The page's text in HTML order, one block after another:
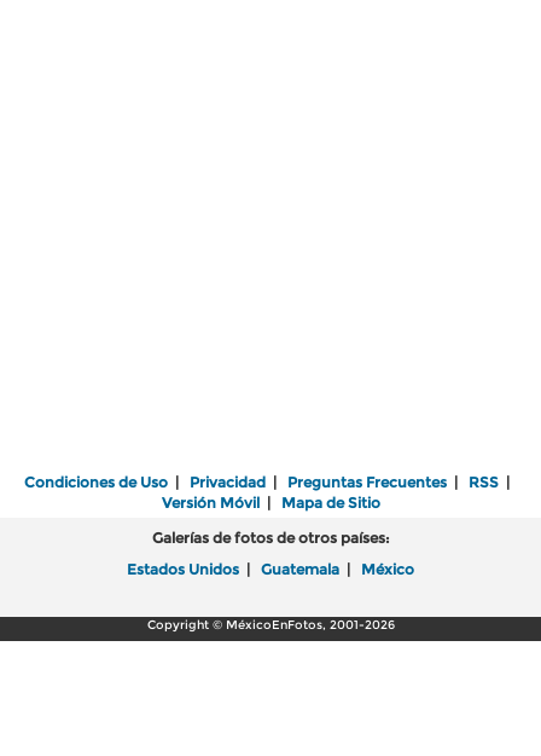
Condiciones de Uso | Privacidad | Preguntas Frecuentes | RSS |
Versión Móvil| Mapa de Sitio
Galerías de fotos de otros países:
Estados Unidos | Guatemala | México
Copyright © MéxicoEnFotos, 2001-2026